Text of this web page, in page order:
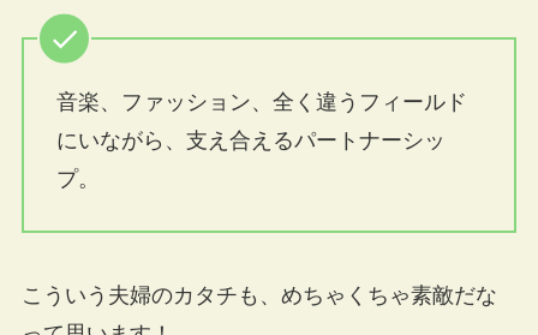
音楽、ファッション、全く違うフィールド
にいながら、支え合えるパートナーシッ
プ。
こういう夫婦のカタチも、めちゃくちゃ素敵だな